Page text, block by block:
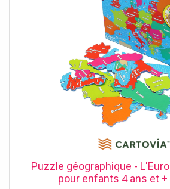
Puzzle géographique -
pour enfants 4 ans et